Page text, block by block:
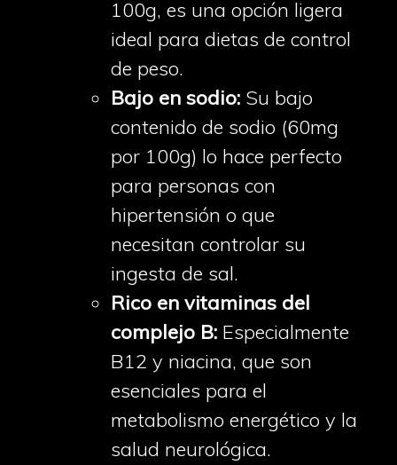
100g, es una opción ligera
ideal para dietas de control
de peso.
Bajo en sodio: Su bajo
contenido de sodio (60mg
por 100g) lo hace perfecto
para personas con
hipertensión o que
necesitan controlar su
ingesta de sal.
Rico en vitaminas del
complejo B: Especialmente
B12 y niacina, que son
esenciales para el
metabolismo energético y la
salud neurológica.